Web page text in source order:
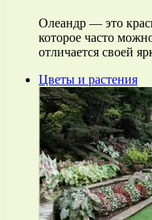
Олеандр — это
которое часто
отличается своей
Цветы и растения